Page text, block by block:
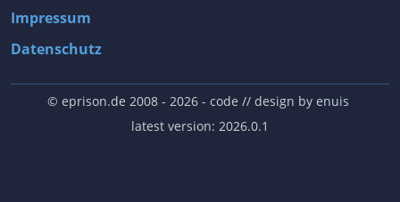
Impressum
Datenschutz
© eprison.de 2008 - 2026- code // design by enuis
latest version: 2026.0.1